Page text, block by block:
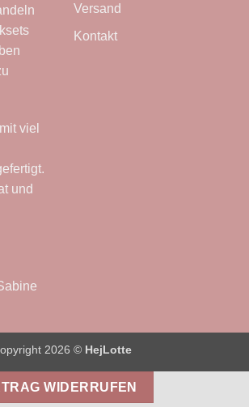
viel
und
Versand
Kontakt
2026 © HejLotte
WIDERRUFEN